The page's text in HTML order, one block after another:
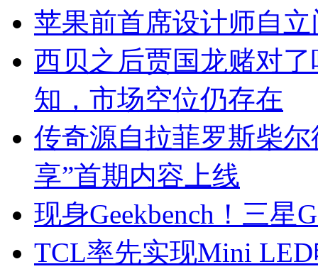
苹果前首席设计师自
西贝之后贾国龙赌对
知，市场空位仍存在
传奇源自拉菲罗斯柴
享”首期内容上线
现身Geekbench！三星
TCL率先实现Mini